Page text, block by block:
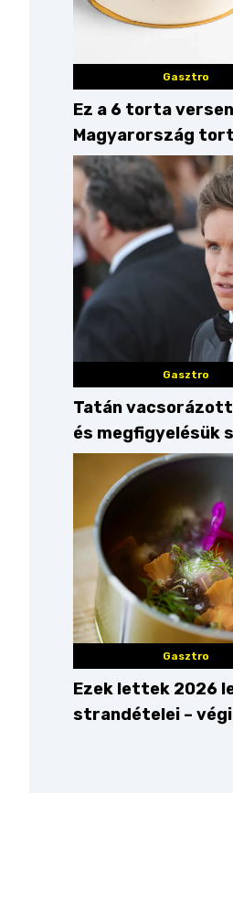
Gasztro
Ez a 6 torta
Magyarország
Gasztro
Tatán
és megfigyelésük
Gasztro
Ezek lettek 2026
strandételei –